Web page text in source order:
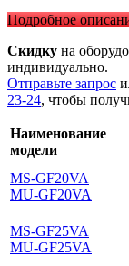
Подробное
Скидку на
индивидуально.
Отправьте запрос
23-24, чтобы
Наименование
модели
MS-GF20VA
MU-GF20VA
MS-GF25VA
MU-GF25VA